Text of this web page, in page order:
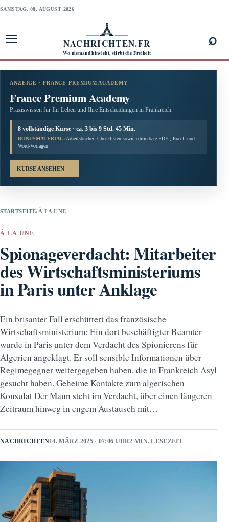
SAMSTAG, 08. AUGUST 2026
NACHRICHTEN.FR
Wo niemand hinsieht, stirbt die Freiheit
⌕
ANZEIGE · FRANCE PREMIUM ACADEMY
France Premium Academy
Praxiswissen für Ihr Leben und Ihre Entscheidungen in Frankreich.
8 vollständige Kurse · ca. 3 bis 9 Std. 45 Min.
BONUSMATERIAL: Arbeitsbücher, Checklisten sowie editierbare PDF-, Excel- und
Word-Vorlagen
KURSE ANSEHEN →
STARTSEITE› À LA UNE
À LA UNE
Spionageverdacht: Mitarbeiter
des Wirtschaftsministeriums
in Paris unter Anklage
Ein brisanter Fall erschüttert das französische
Wirtschaftsministerium: Ein dort beschäftigter Beamter
wurde in Paris unter dem Verdacht des Spionierens für
Algerien angeklagt. Er soll sensible Informationen über
Regimegegner weitergegeben haben, die in Frankreich Asyl
gesucht haben. Geheime Kontakte zum algerischen
Konsulat Der Mann steht im Verdacht, über einen längeren
Zeitraum hinweg in engem Austausch mit…
NACHRICHTEN14. MÄRZ 2025 · 07:06 UHR2 MIN. LESEZEIT